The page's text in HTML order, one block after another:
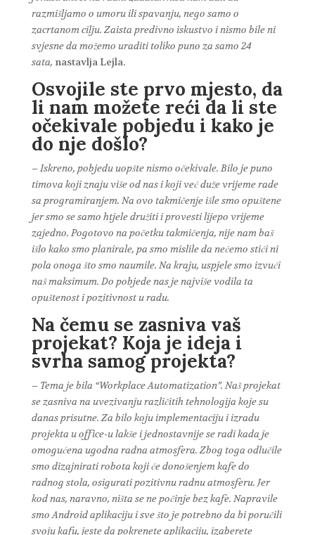
razmišljamo o umoru ili spavanju, nego samo o
zacrtanom cilju. Zaista predivno iskustvo i nismo bile ni
svjesne da možemo uraditi toliko puno za samo 24
sata, nastavlja Lejla.
Osvojile ste prvo mjesto, da
li nam možete reći da li ste
očekivale pobjedu i kako je
do nje došlo?
– Iskreno, pobjedu uopšte nismo očekivale. Bilo je puno
timova koji znaju više od nas i koji već duže vrijeme rade
sa programiranjem. Na ovo takmičenje išle smo opuštene
jer smo se samo htjele družiti i provesti lijepo vrijeme
zajedno. Pogotovo na početku takmičenja, nije nam baš
išlo kako smo planirale, pa smo mislile da nećemo stići ni
pola onoga što smo naumile. Na kraju, uspjele smo izvući
naš maksimum. Do pobjede nas je najviše vodila ta
opuštenost i pozitivnost u radu.
Na čemu se zasniva vaš
projekat? Koja je ideja i
svrha samog projekta?
– Tema je bila “Workplace Automatization”. Naš projekat
se zasniva na uvezivanju različitih tehnologija koje su
danas prisutne. Za bilo koju implementaciju i izradu
projekta u office-u lakše i jednostavnije se radi kada je
omogućena ugodna radna atmosfera. Zbog toga odlučile
smo dizajnirati robota koji će donošenjem kafe do
radnog stola, osigurati pozitivnu radnu atmosferu. Jer
kod nas, naravno, ništa se ne počinje bez kafe. Napravile
smo Android aplikaciju i sve što je potrebno da bi poručili
svoju kafu, jeste da pokrenete aplikaciju, izaberete